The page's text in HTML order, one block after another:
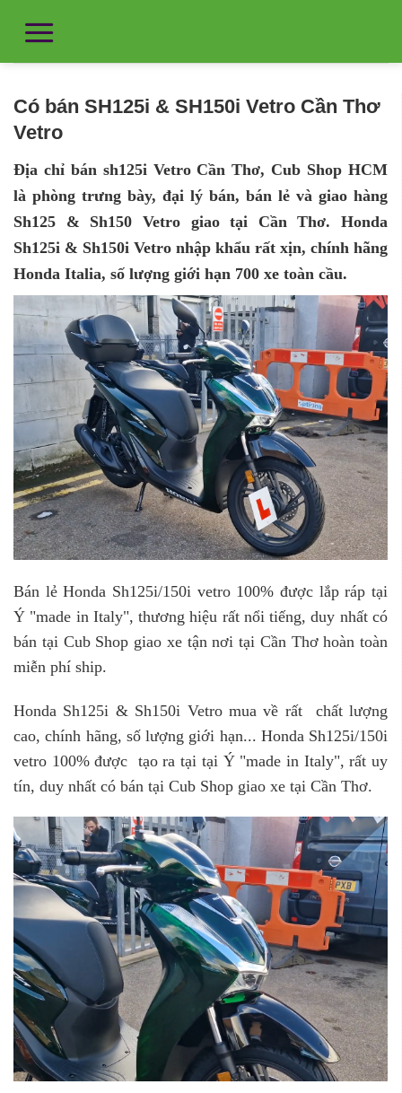
Có bán SH125i & SH150i Vetro Cần Thơ
Vetro
Địa chỉ bán sh125i Vetro Cần Thơ, Cub Shop HCM
là phòng trưng bày, đại lý bán, bán lẻ và giao hàng
Sh125 & Sh150 Vetro giao tại Cần Thơ. Honda
Sh125i & Sh150i Vetro nhập khẩu rất xịn, chính hãng
Honda Italia, số lượng giới hạn 700 xe toàn cầu.
Bán lẻ Honda Sh125i/150i vetro 100% được lắp ráp tại
Ý "made in Italy", thương hiệu rất nổi tiếng, duy nhất có
bán tại Cub Shop giao xe tận nơi tại Cần Thơ hoàn toàn
miễn phí ship.
Honda Sh125i & Sh150i Vetro mua về rất chất lượng
cao, chính hãng, số lượng giới hạn... Honda Sh125i/150i
vetro 100% được tạo ra tại tại Ý "made in Italy", rất uy
tín, duy nhất có bán tại Cub Shop giao xe tại Cần Thơ.